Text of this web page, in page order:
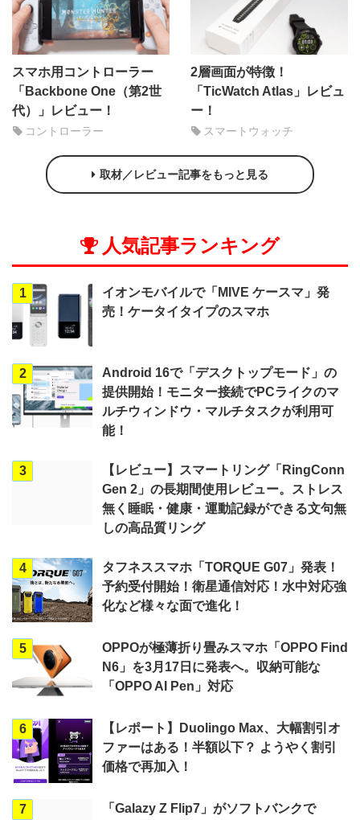
スマホ用コントローラー
「Backbone One（第2世
代）」レビュー！
コントローラー
2層画面が特徴！
「TicWatch Atlas」レビュ
ー！
スマートウォッチ
取材／レビュー記事をもっと見る
人気記事ランキング
1
イオンモバイルで「MIVE ケースマ」発
売！ケータイタイプのスマホ
2
Android 16で「デスクトップモード」の
提供開始！モニター接続でPCライクのマ
ルチウィンドウ・マルチタスクが利用可
能！
3
【レビュー】スマートリング「RingConn
Gen 2」の長期間使用レビュー。ストレス
無く睡眠・健康・運動記録ができる文句無
しの高品質リング
4
タフネススマホ「TORQUE G07」発表！
予約受付開始！衛星通信対応！水中対応強
化など様々な面で進化！
5
OPPOが極薄折り畳みスマホ「OPPO Find
N6」を3月17日に発表へ。収納可能な
「OPPO AI Pen」対応
6
【レポート】Duolingo Max、大幅割引オ
ファーはある！半額以下？ ようやく割引
価格で再加入！
7
「Galazy Z Flip7」がソフトバンクで